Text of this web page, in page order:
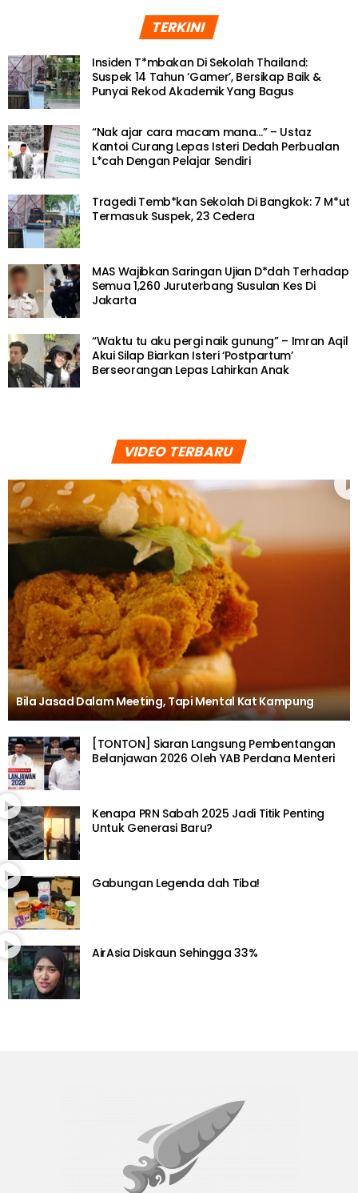
TERKINI
Insiden T*mbakan Di Sekolah Thailand:
Suspek 14 Tahun ‘Gamer’, Bersikap Baik &
Punyai Rekod Akademik Yang Bagus
“Nak ajar cara macam mana…” – Ustaz
Kantoi Curang Lepas Isteri Dedah Perbualan
L*cah Dengan Pelajar Sendiri
Tragedi Temb*kan Sekolah Di Bangkok: 7 M*ut
Termasuk Suspek, 23 Cedera
MAS Wajibkan Saringan Ujian D*dah Terhadap
Semua 1,260 Juruterbang Susulan Kes Di
Jakarta
“Waktu tu aku pergi naik gunung” – Imran Aqil
Akui Silap Biarkan Isteri ‘Postpartum’
Berseorangan Lepas Lahirkan Anak
VIDEO TERBARU
Bila Jasad Dalam Meeting, Tapi Mental Kat Kampung
[TONTON] Siaran Langsung Pembentangan
Belanjawan 2026 Oleh YAB Perdana Menteri
Kenapa PRN Sabah 2025 Jadi Titik Penting
Untuk Generasi Baru?
Gabungan Legenda dah Tiba!
AirAsia Diskaun Sehingga 33%